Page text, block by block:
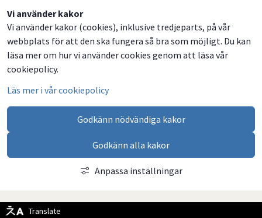
Vi använder kakor
Vi använder kakor (cookies), inklusive tredjeparts, på vår
webbplats för att den ska fungera så bra som möjligt. Du kan
läsa mer om hur vi använder cookies genom att läsa vår
cookiepolicy.
Läs mer i vår cookiepolicy
Godkänn nödvändiga kakor
Godkänn alla kakor
Anpassa inställningar
Translate
Dela
på
Facebook
Dela
på
Twitter
Dela
på
LinkedIn
Dela
via
email